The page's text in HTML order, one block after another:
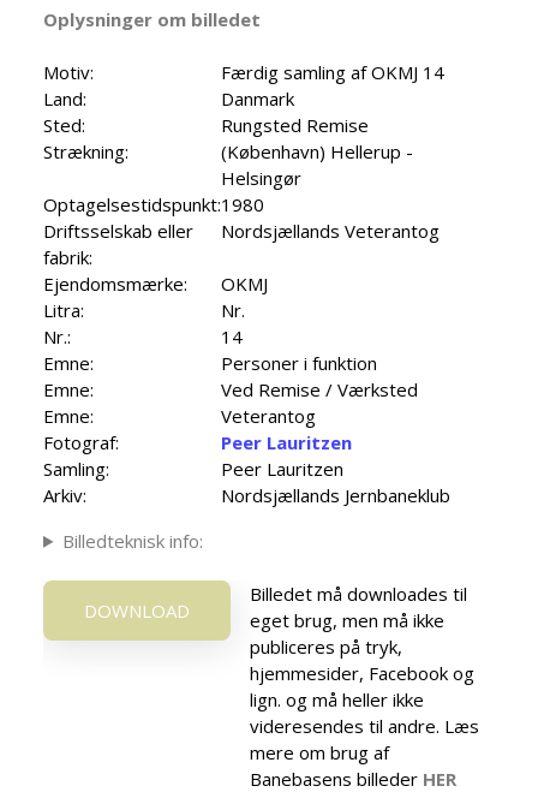
Oplysninger om billedet
Motiv:
Færdig samling af OKMJ 14
Land:
Danmark
Sted:
Rungsted Remise
Strækning:
(København) Hellerup -
Helsingør
Optagelsestidspunkt:1980
Driftsselskab eller
fabrik:
Nordsjællands Veterantog
Ejendomsmærke:
OKMJ
Litra:
Nr.
Nr.:
14
Emne:
Personer i funktion
Emne:
Ved Remise / Værksted
Emne:
Veterantog
Fotograf:
Peer Lauritzen
Samling:
Peer Lauritzen
Arkiv:
Nordsjællands Jernbaneklub
Billedteknisk info:
DOWNLOAD
Billedet må downloades til
eget brug, men må ikke
publiceres på tryk,
hjemmesider, Facebook og
lign. og må heller ikke
videresendes til andre. Læs
mere om brug af
Banebasens billeder HER